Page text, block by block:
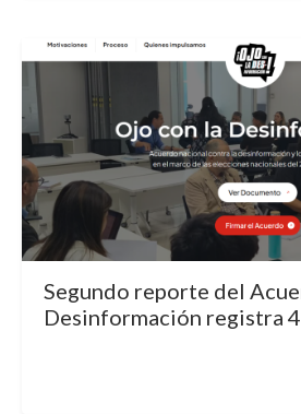
Segundo reporte del
Desinformación registra